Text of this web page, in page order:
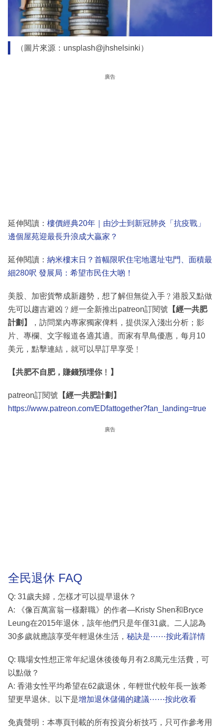
（圖片來源：unsplash@jhshelsinki）
廣告
延伸閱讀： 樓價經典20年｜由沙士到新冠肺炎「抗疫戰」
邊個屋苑迎最長升浪成大贏家？
延伸閱讀： 納米樓末日？首幅限呎住宅地選址屯門、面積最
細280呎 發展局：希望市民住大啲！
美股、加密貨幣成新趨勢，想了解但無從入手﹖港股又點做
先可以趨吉避凶﹖經一全新推出patreon訂閱號 【經一共肥
計劃】
，訪問業內專家獨家俾料，提供深入淺出分析；影
片、專欄、文字報道各適其適。而家有早鳥優惠，每月10
美元，點擊連結，就可以早訂早享受﹗
【共肥不自肥，賺錢預埋你﹗】
patreon訂閱號 【經一共肥計劃】
https://www.patreon.com/EDfattogether?fan_landing=true
廣告
全民退休 FAQ
Q: 31歲夫婦，怎樣才可以提早退休？
A: 《像百萬富翁一樣辭職》的作者—Kristy Shen和Bryce
Leung在2015年退休，該年他們只是年僅31歲。二人認為
30多歲就應該享受年輕退休生活， 秘訣是⋯⋯按此看詳情
Q: 職場女性想正常年紀退休後後每月有2.8萬元生活費，可
以點做？
A: 香港女性平均希望在62歲退休，年輕世代較年長一族希
望更早退休。以下是增加退休儲備的建議⋯⋯按此收看
免責聲明：本專頁刊載的所有投資分析技巧，只可作參考用